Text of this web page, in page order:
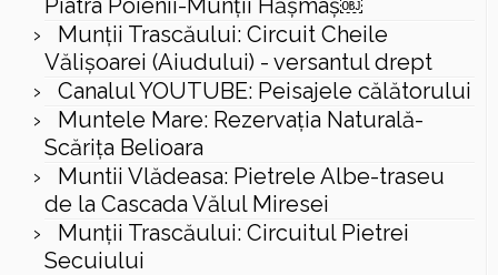
Piatra Poienii-Munții Hășmaș￼
Munții Trascăului: Circuit Cheile
Vălișoarei (Aiudului) - versantul drept
Canalul YOUTUBE: Peisajele călătorului
Muntele Mare: Rezervaţia Naturală-
Scăriţa Belioara
Muntii Vlădeasa: Pietrele Albe-traseu
de la Cascada Vălul Miresei
Munții Trascăului: Circuitul Pietrei
Secuiului